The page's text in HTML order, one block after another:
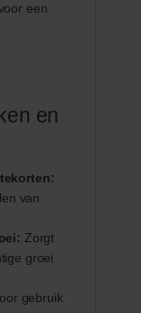
een
en
van
Zorgt
groei
gebruik